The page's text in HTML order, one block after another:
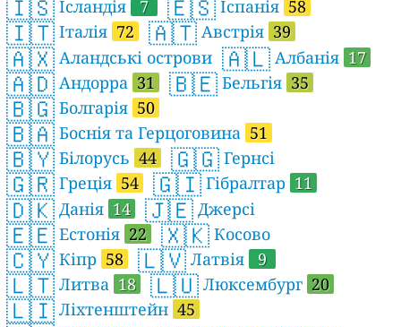
🇮🇸 Ісландія 7 🇪🇸 Іспанія 58
🇮🇹 Італія 72 🇦🇹 Австрія 39
🇦🇽 Аландські острови 🇦🇱 Албанія 17
🇦🇩 Андорра 31 🇧🇪 Бельгія 35
🇧🇬 Болгарія 50
🇧🇦 Боснія та Герцоговина 51
🇧🇾 Білорусь 44 🇬🇬 Гернсі
🇬🇷 Греція 54 🇬🇮 Гібралтар 11
🇩🇰 Данія 14 🇯🇪 Джерсі
🇪🇪 Естонія 22 🇽🇰 Косово
🇨🇾 Кіпр 58 🇱🇻 Латвія 9
🇱🇹 Литва 18 🇱🇺 Люксембург 20
🇱🇮 Ліхтенштейн 45